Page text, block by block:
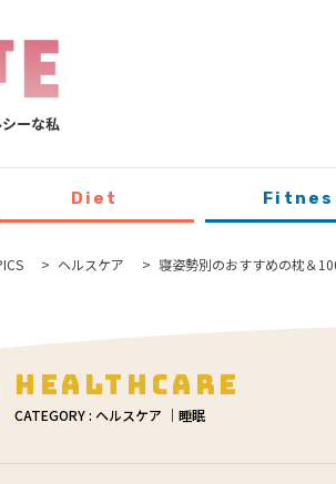
Diet
ヘルスケア 寝姿勢別のおすすめの枕＆
Healthcare
CATEGORY : ヘルスケア ｜睡眠